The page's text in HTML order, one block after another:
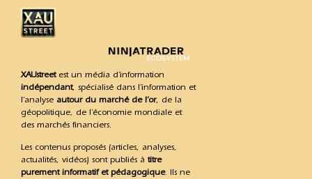
XAUstreetest un média d’information
indépendant, spécialisé dans l’information et
l’analyse autour du marché de l’or, de la
géopolitique, de l’économie mondiale et
des marchés financiers.
Les contenus proposés (articles, analyses,
actualités, vidéos) sont publiés à titre
purement informatif et pédagogique. Ils ne